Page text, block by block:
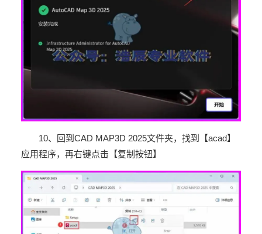
10、回到 CAD MAP3D 2025文件夹，找到【acad】
应用程序，再右键点击【复制按钮】